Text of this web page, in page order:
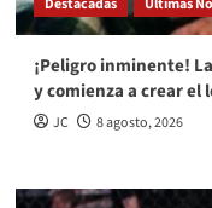
Destacadas Últimas
¡Peligro inminente!
y comienza a crear el
JC 8 agosto, 2026